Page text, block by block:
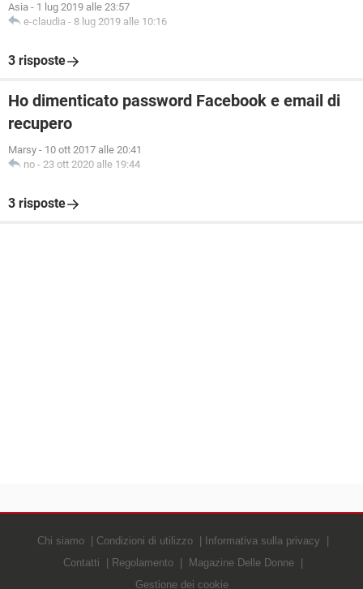
Asia - 1 lug 2019 alle 23:57
e-claudia - 8 lug 2019 alle 10:16
3 risposte
Ho dimenticato password Facebook e email di
recupero
Marsy - 10 ott 2017 alle 20:41
no - 23 ott 2020 alle 19:44
3 risposte
Chi siamo Condizioni di utilizzo
Informativa sulla privacy
Contatti
Regolamento
Magazine Delle Donne
Gestione dei cookie